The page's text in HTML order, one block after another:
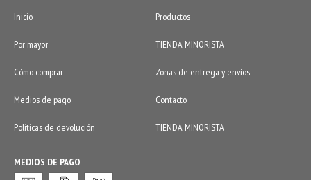
Inicio
Productos
Por mayor TIENDA MINORISTA
Cómo comprar Zonas de entrega y envíos
Medios de pago Contacto
Políticas de devolución TIENDA MINORISTA
MEDIOS DE PAGO